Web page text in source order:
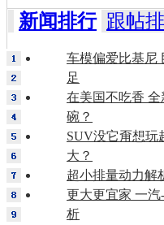
新闻排行 跟帖
车模偏爱比基尼
足
在美国不吃香
碗？
SUV没它甭想玩
大？
超小排量动力解
更大更宜家 一
析